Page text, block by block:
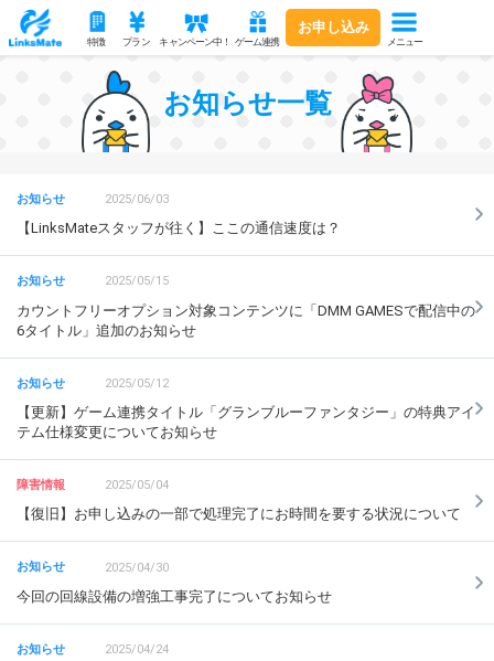
特徴 プラン キャンペーン中！ ゲーム連携
お申し込み
メニュー
お知らせ一覧
2025/06/03
【LinksMateスタッフが往く】ここの通信速度は？
2025/05/15
カウントフリーオプション対象コンテンツに「DMM GAMESで配信中の
6タイトル」追加のお知らせ
2025/05/12
【更新】ゲーム連携タイトル「グランブルーファンタジー」の特典アイ
テム仕様変更についてお知らせ
2025/05/04
【復旧】お申し込みの一部で処理完了にお時間を要する状況について
2025/04/30
今回の回線設備の増強工事完了についてお知らせ
2025/04/24